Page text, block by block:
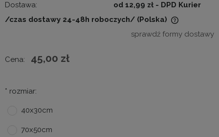
Dostawa:
od 12,99 zł - DPD Kurier
/czas dostawy 24-48h roboczych/ (Polska)
sprawdź formy dostawy
Cena: 45,00 zł
* rozmiar:
40x30cm
70x50cm